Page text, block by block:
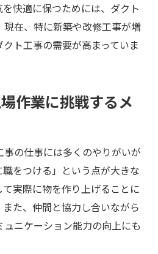
快適に保つためには、ダクト
在、特に新築や改修工事が増
ト工事の需要が高まっていま
作業に挑戦するメ
の仕事には多くのやりがいが
をつける」という点が大きな
実際に物を作り上げることに
た、仲間と協力し合いながら
ニケーション能力の向上にも